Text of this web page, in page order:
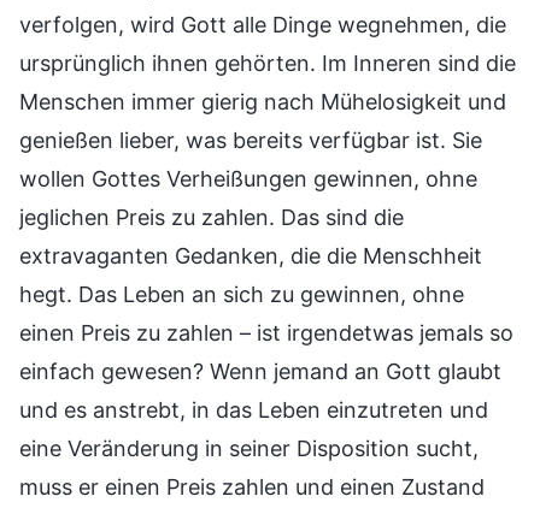
verfolgen, wird Gott alle Dinge wegnehmen, die
ursprünglich ihnen gehörten. Im Inneren sind die
Menschen immer gierig nach Mühelosigkeit und
genießen lieber, was bereits verfügbar ist. Sie
wollen Gottes Verheißungen gewinnen, ohne
jeglichen Preis zu zahlen. Das sind die
extravaganten Gedanken, die die Menschheit
hegt. Das Leben an sich zu gewinnen, ohne
einen Preis zu zahlen – ist irgendetwas jemals so
einfach gewesen? Wenn jemand an Gott glaubt
und es anstrebt, in das Leben einzutreten und
eine Veränderung in seiner Disposition sucht,
muss er einen Preis zahlen und einen Zustand